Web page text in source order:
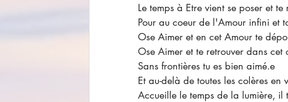
Le temps à Etre vient se poser et te
Pour au coeur de l'Amour infini et
Ose Aimer et en cet Amour te
Ose Aimer et te retrouver dans cet
Sans frontières tu es bien aimé.e
Et au-delà de toutes les colères en
Accueille le temps de la lumière, il